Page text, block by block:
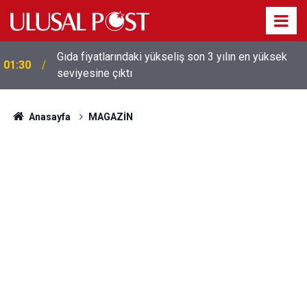
01:26
Galatasaray'dan sekiz kişi hakkında savcılığa suç
duyurusu
Anasayfa MAGAZİN